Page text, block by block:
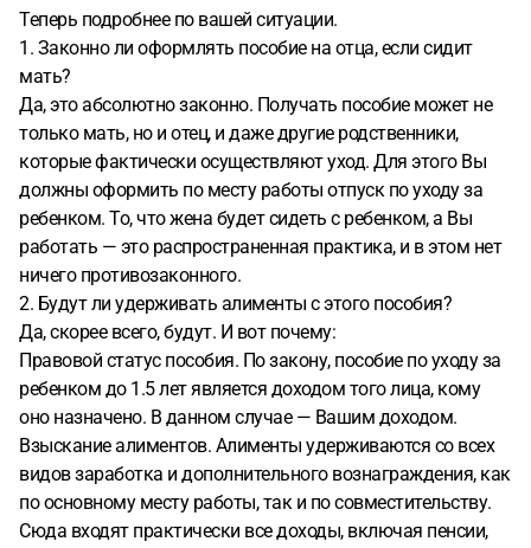
Теперь подробнее по вашей ситуации.
1. Законно ли оформлять пособие на отца, если сидит
мать?
Да, это абсолютно законно. Получать пособие может не
только мать, но и отец, и даже другие родственники,
которые фактически осуществляют уход. Для этого Вы
должны оформить по месту работы отпуск по уходу за
ребенком. То, что жена будет сидеть с ребенком, а Вы
работать — это распространенная практика, и в этом нет
ничего противозаконного.
2. Будут ли удерживать алименты с этого пособия?
Да, скорее всего, будут. И вот почему:
Правовой статус пособия. По закону, пособие по уходу за
ребенком до 1.5 лет является доходом того лица, кому
оно назначено. В данном случае — Вашим доходом.
Взыскание алиментов. Алименты удерживаются со всех
видов заработка и дополнительного вознаграждения, как
по основному месту работы, так и по совместительству.
Сюда входят практически все доходы, включая пенсии,